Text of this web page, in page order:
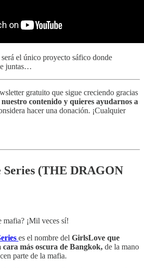
el único proyecto sáfico donde
juntas…
gratuito que sigue creciendo gracias
contenido y quieres ayudarnos a
hacer una donación. ¡Cualquier
Series (THE DRAGON
¡Mil veces sí!
es el nombre del GirlsLove que
más oscura de Bangkok, de la mano
parte de la mafia.